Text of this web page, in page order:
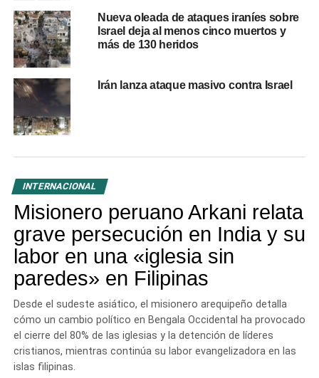
mayoría civiles, según datos del gobierno israelí. En
medio de la creciente tensión, Israel ha anunciado planes
para una ofensiva terrestre a gran escala con el objetivo
de erradicar a Hamás, lo que amenaza con escalar aún
más el conflicto en la región.
RELATED TOPICS:
Sergio Massa y Javier Milei en la segunda vuelta
DON'T MISS
Un millón de iglesias: el ambicioso desafío de las
Asambleas de Dios a nivel global
Nueva oleada de ataques iraníes sobre
Israel deja al menos cinco muertos y
más de 130 heridos
Irán lanza ataque masivo contra Israel
INTERNACIONAL
Misionero peruano Arkani relata
grave persecución en India y su
labor en una «iglesia sin
paredes» en Filipinas
Desde el sudeste asiático, el misionero arequipeño detalla
cómo un cambio político en Bengala Occidental ha provocado
el cierre del 80% de las iglesias y la detención de líderes
cristianos, mientras continúa su labor evangelizadora en las
islas filipinas.